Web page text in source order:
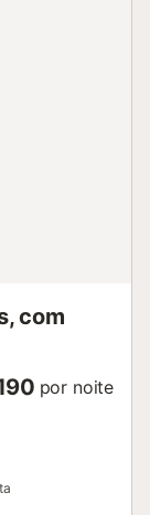
com
por noite